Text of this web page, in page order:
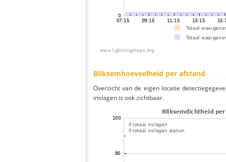
Bliksemhoeveelheid per afstand
Overzicht van de eigen locatie
inslagen is ook zichtbaar.